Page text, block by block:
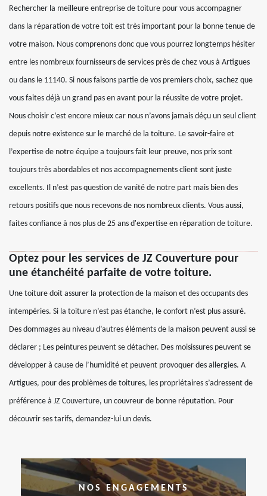
Rechercher la meilleure entreprise de toiture pour vous accompagner
dans la réparation de votre toit est très important pour la bonne tenue de
votre maison. Nous comprenons donc que vous pourrez longtemps hésiter
entre les nombreux fournisseurs de services près de chez vous à Artigues
ou dans le 11140. Si nous faisons partie de vos premiers choix, sachez que
vous faites déjà un grand pas en avant pour la réussite de votre projet.
Nous choisir c’est encore mieux car nous n’avons jamais déçu un seul client
depuis notre existence sur le marché de la toiture. Le savoir-faire et
l’expertise de notre équipe a toujours fait leur preuve, nos prix sont
toujours très abordables et nos accompagnements client sont juste
excellents. Il n’est pas question de vanité de notre part mais bien des
retours positifs que nous recevons de nos nombreux clients. Vous aussi,
faites confiance à nos plus de 25 ans d'expertise en réparation de toiture.
Optez pour les services de JZ Couverture pour
une étanchéité parfaite de votre toiture.
Une toiture doit assurer la protection de la maison et des occupants des
intempéries. Si la toiture n’est pas étanche, le confort n’est plus assuré.
Des dommages au niveau d’autres éléments de la maison peuvent aussi se
déclarer ; Les peintures peuvent se détacher. Des moisissures peuvent se
développer à cause de l’humidité et peuvent provoquer des allergies. A
Artigues, pour des problèmes de toitures, les propriétaires s’adressent de
préférence à JZ Couverture, un couvreur de bonne réputation. Pour
découvrir ses tarifs, demandez-lui un devis.
NOS ENGAGEMENTS